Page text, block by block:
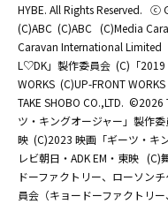
HYBE. All Rights Reserved. ⓒ
(C)ABC (C)ABC (C)Media
Caravan International Limited
L♡DK」製作委員会 (C)「
WORKS (C)UP-FRONT WORKS
TAKE SHOBO CO.,LTD. ©2026
ツ・キングオージャー」製作
映 (C)2023 映画「ギーツ・キ
レビ朝日・ADK EM・東映 (C)
ドーファクトリー、ローソンチ
員会（キョードーファクトリ